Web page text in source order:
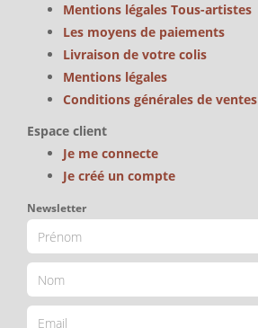
Mentions légales Tous-artistes
Les moyens de paiements
Livraison de votre colis
Mentions légales
Conditions générales de ventes
Espace client
Je me connecte
Je créé un compte
Newsletter